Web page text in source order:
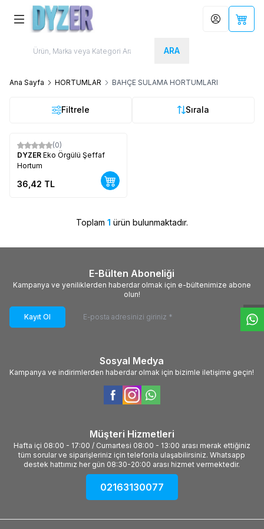
W
h
t
s
a
p
p
D
e
s
e
H
a
t
t
ARA
Hesabım
Ana Sayfa HORTUMLAR BAHÇE SULAMA HORTUMLARI
Filtrele Sırala
Yeni
(0)
DYZER Eko Örgülü Şeffaf
Hortum
36,42 TL
Toplam 1 ürün bulunmaktadır.
E-Bülten Aboneliği
Kampanya ve yeniliklerden haberdar olmak için e-bültenimize abone
olun!
Kayıt Ol
Sosyal Medya
Kampanya ve indirimlerden haberdar olmak için bizimle iletişime geçin!
Müşteri Hizmetleri
Hafta içi 08:00 - 17:00 / Cumartesi 08:00 - 13:00 arası merak ettiğiniz
tüm sorular ve siparişleriniz için telefonla ulaşabilirsiniz. Whatsapp
destek hattımız her gün 08:30-20:00 arası hizmet vermektedir.
02163130077